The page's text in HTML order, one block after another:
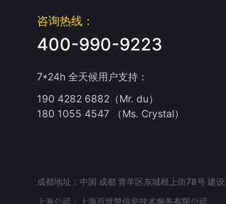
咨询热线：
400-990-9223
7*24h 全天候用户支持：
190 4282 6882（Mr. du）
180 1055 4547 （Ms. Crystal）
成都地址：中国 成都 青羊区东城根上街78号 建
上海公司：上海百世慧信息技术服务有限公司